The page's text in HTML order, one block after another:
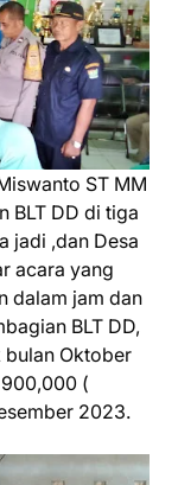
ST MM
BLT DD di tiga
jadi ,dan Desa
acara yang
dalam jam dan
BLT DD,
bulan Oktober
(
2023.